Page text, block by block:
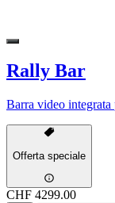
Rally Bar
Barra video integrata
Offerta speciale
CHF 4299.00